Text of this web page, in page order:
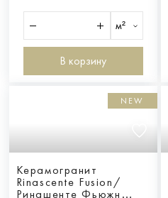
м²
В корзину
NEW
Керамогранит
Rinascente Fusion/
Ринашенте Фьюжн